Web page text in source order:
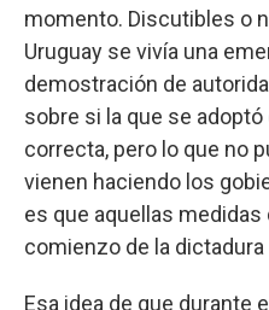
momento. Discutibles o
Uruguay se vivía una
demostración de
sobre si la que se
correcta, pero lo que no
vienen haciendo los
es que aquellas medidas
comienzo de la
Esa idea de que durante